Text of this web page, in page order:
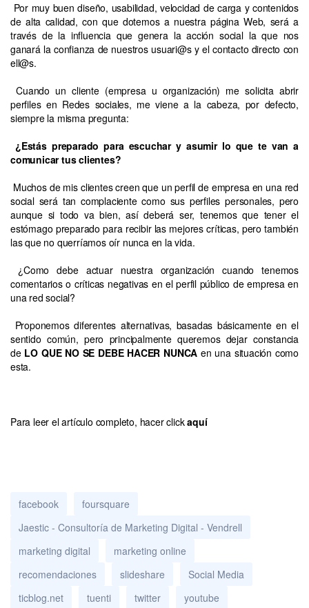
Por muy buen diseño, usabilidad, velocidad de carga y contenidos
de alta calidad, con que dotemos a nuestra página Web, será a
través de la influencia que genera la acción social la que nos
ganará la confianza de nuestros usuari@s y el contacto directo con
ell@s.
Cuando un cliente (empresa u organización) me solicita abrir
perfiles en Redes sociales, me viene a la cabeza, por defecto,
siempre la misma pregunta:
¿Estás preparado para escuchar y asumir lo que te van a
comunicar tus clientes?
Muchos de mis clientes creen que un perfil de empresa en una red
social será tan complaciente como sus perfiles personales, pero
aunque si todo va bien, así deberá ser, tenemos que tener el
estómago preparado para recibir las mejores críticas, pero también
las que no querríamos oír nunca en la vida.
¿Como debe actuar nuestra organización cuando tenemos
comentarios o críticas negativas en el perfil público de empresa en
una red social?
Proponemos diferentes alternativas, basadas básicamente en el
sentido común, pero principalmente queremos dejar constancia
de LO QUE NO SE DEBE HACER NUNCA en una situación como
esta.
Para leer el artículo completo, hacer clickaquí
facebook
foursquare
Jaestic - Consultoría de Marketing Digital - Vendrell
marketing digital
marketing online
recomendaciones
slideshare
Social Media
ticblog.net
tuenti twitter youtube